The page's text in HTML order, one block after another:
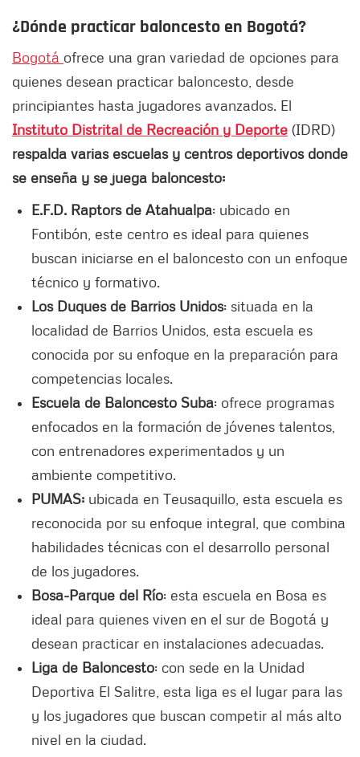
¿Dónde practicar baloncesto en Bogotá?
Bogotá ofrece una gran variedad de opciones para
quienes desean practicar baloncesto, desde
principiantes hasta jugadores avanzados. El
Instituto Distrital de Recreación y Deporte (IDRD)
respalda varias escuelas y centros deportivos donde
se enseña y se juega baloncesto:
E.F.D. Raptors de Atahualpa: ubicado en
Fontibón, este centro es ideal para quienes
buscan iniciarse en el baloncesto con un enfoque
técnico y formativo.
Los Duques de Barrios Unidos: situada en la
localidad de Barrios Unidos, esta escuela es
conocida por su enfoque en la preparación para
competencias locales.
Escuela de Baloncesto Suba: ofrece programas
enfocados en la formación de jóvenes talentos,
con entrenadores experimentados y un
ambiente competitivo.
PUMAS: ubicada en Teusaquillo, esta escuela es
reconocida por su enfoque integral, que combina
habilidades técnicas con el desarrollo personal
de los jugadores.
Bosa-Parque del Río: esta escuela en Bosa es
ideal para quienes viven en el sur de Bogotá y
desean practicar en instalaciones adecuadas.
Liga de Baloncesto: con sede en la Unidad
Deportiva El Salitre, esta liga es el lugar para las
y los jugadores que buscan competir al más alto
nivel en la ciudad.